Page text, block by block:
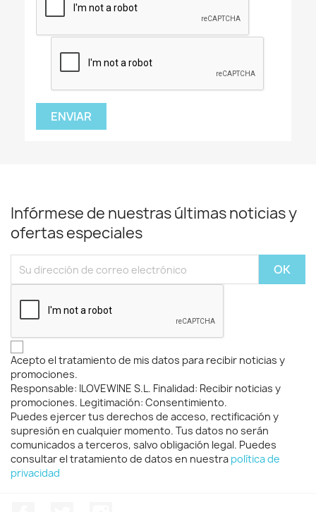
Infórmese de nuestras últimas noticias y
ofertas especiales
Acepto el tratamiento de mis datos para recibir noticias y
promociones.
Responsable: ILOVEWINE S.L. Finalidad: Recibir noticias y
promociones. Legitimación: Consentimiento.
Puedes ejercer tus derechos de acceso, rectificación y
supresión en cualquier momento. Tus datos no serán
comunicados a terceros, salvo obligación legal. Puedes
consultar el tratamiento de datos en nuestra política de
privacidad